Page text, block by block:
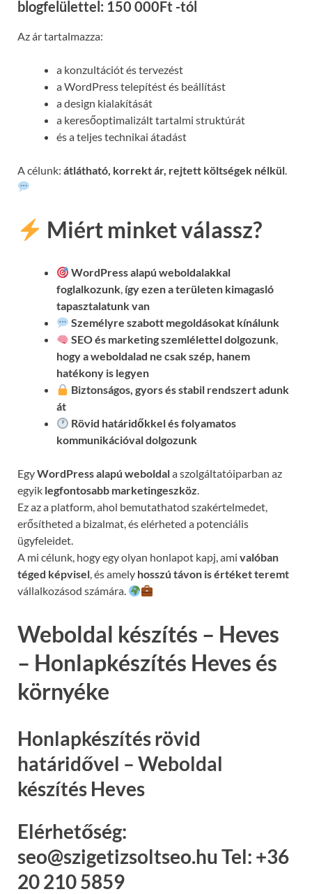
blogfelülettel: 150 000Ft -tól
Az ár tartalmazza:
a konzultációt és tervezést
a WordPress telepítést és beállítást
a design kialakítását
a keresőoptimalizált tartalmi struktúrát
és a teljes technikai átadást
A célunk: átlátható, korrekt ár, rejtett költségek nélkül
Miért minket válassz?
WordPress alapú weboldalakkal
foglalkozunk, így ezen a területen kimagasló
tapasztalatunk van
Személyre szabott megoldásokat kínálunk
SEO és marketing szemlélettel dolgozunk,
hogy a weboldalad ne csak szép, hanem
hatékony is legyen
Biztonságos, gyors és stabil rendszert adunk
át
Rövid határidőkkel és folyamatos
kommunikációvaldolgozunk
EgyWordPress alapú weboldala szolgáltatóiparban az
egyik legfontosabb marketingeszköz.
Ez az a platform, ahol bemutathatod szakértelmedet,
erősítheted a bizalmat, és elérheted a potenciális
ügyfeleidet.
A mi célunk, hogy egy olyan honlapot kapj, ami valóban
téged képvisel, és amely hosszú távon is értéket teremt
vállalkozásod számára.
Weboldal készítés – Heves
– Honlapkészítés Heves és
környéke
Honlapkészítés rövid
határidővel – Weboldal
készítés Heves
Elérhetőség:
seo@szigetizsoltseo.hu Tel: +36
20 210 5859